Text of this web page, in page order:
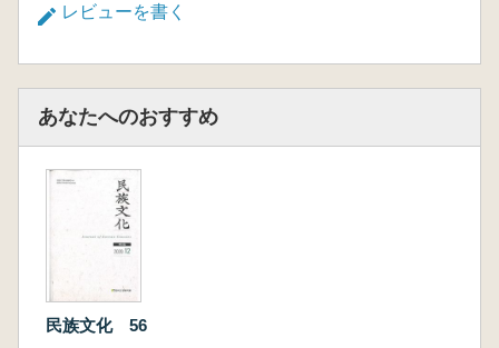
レビューを書く
あなたへのおすすめ
民族文化 56